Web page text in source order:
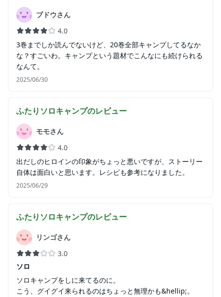
ブドウさん
4.0
3巻までしか読んでないけど、20巻全部キャンプしてるなか
な？すごいわ。キャンプという題材でこんなにも続けられる
なんて。
2025/06/30
ふたりソロキャンプのレビュー
モモさん
4.0
出だしのヒロインの印象がちょっと悪いですが、ストーリー
自体は面白いと思います。レシピも参考になりました。
2025/06/29
ふたりソロキャンプのレビュー
リンゴさん
3.0
ソロ
ソロキャンプをしに来てるのに。
こう、グイグイ来られるのはちょっと無理かも&hellip;。